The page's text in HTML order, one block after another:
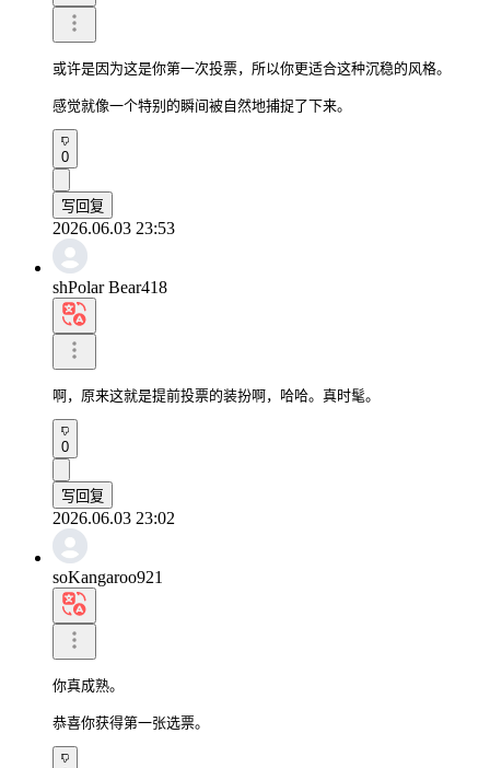
或许是因为这是你第一次投票，所以你更适合这种沉稳的风格。
感觉就像一个特别的瞬间被自然地捕捉了下来。
0
写回复
2026.06.03 23:53
shPolar Bear418
啊，原来这就是提前投票的装扮啊，哈哈。真时髦。
0
写回复
2026.06.03 23:02
soKangaroo921
你真成熟。
恭喜你获得第一张选票。